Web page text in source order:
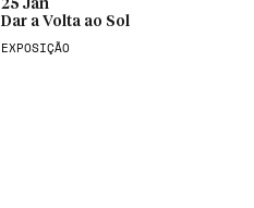
25 Jan
Dar a Volta ao Sol
EXPOSIÇÃO